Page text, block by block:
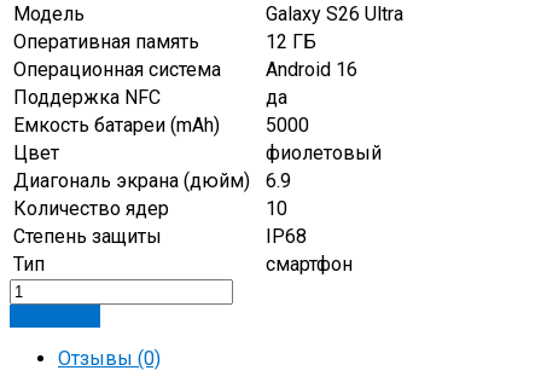
Модель
Galaxy S26 Ultra
Оперативная память
12 ГБ
Операционная система
Android 16
Поддержка NFC
да
Емкость батареи (mAh)
5000
Цвет
фиолетовый
Диагональ экрана (дюйм)
6.9
Количество ядер
10
Степень защиты
IP68
Тип
смартфон
Отзывы (0)